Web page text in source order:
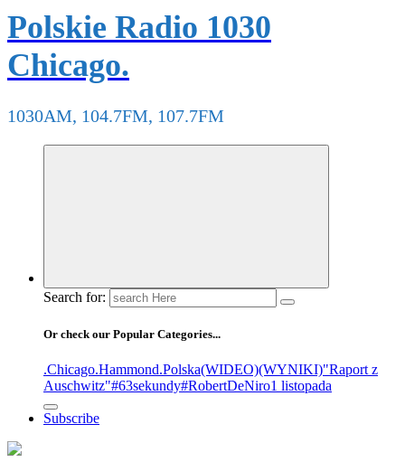
Polskie Radio 1030
Chicago.
1030AM, 104.7FM, 107.7FM
Search for:
Or check our Popular Categories...
.Chicago.Hammond.Polska(WIDEO)(WYNIKI)"Raport z
Auschwitz"#63sekundy#RobertDeNiro1 listopada
Subscribe